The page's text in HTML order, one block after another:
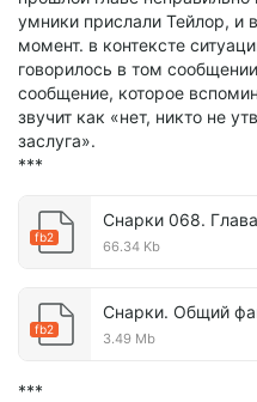
умники прислали Тейлор, и
момент. в контексте
говорилось в том
сообщение, которое
звучит как «нет, никто не
заслуга».
***
fb2
Снарки 068.
66.34 Kb
fb2
Снарки. Общий
3.49 Mb
***